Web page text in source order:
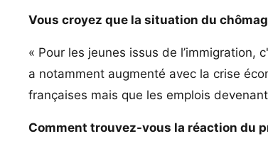
Vous croyez que la situation du
« Pour les jeunes issus de
a notamment augmenté avec la crise
françaises mais que les emplois
Comment trouvez-vous la réaction du